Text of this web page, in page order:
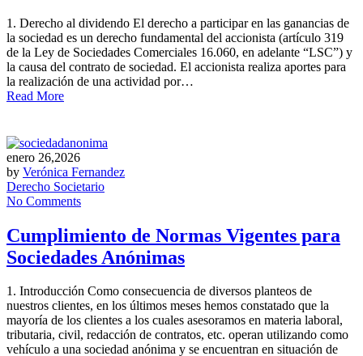
1. Derecho al dividendo El derecho a participar en las ganancias de
la sociedad es un derecho fundamental del accionista (artículo 319
de la Ley de Sociedades Comerciales 16.060, en adelante “LSC”) y
la causa del contrato de sociedad. El accionista realiza aportes para
la realización de una actividad por…
Read More
enero 26,2026
by Verónica Fernandez
Derecho Societario
No Comments
Cumplimiento de Normas Vigentes para
Sociedades Anónimas
1. Introducción Como consecuencia de diversos planteos de
nuestros clientes, en los últimos meses hemos constatado que la
mayoría de los clientes a los cuales asesoramos en materia laboral,
tributaria, civil, redacción de contratos, etc. operan utilizando como
vehículo a una sociedad anónima y se encuentran en situación de